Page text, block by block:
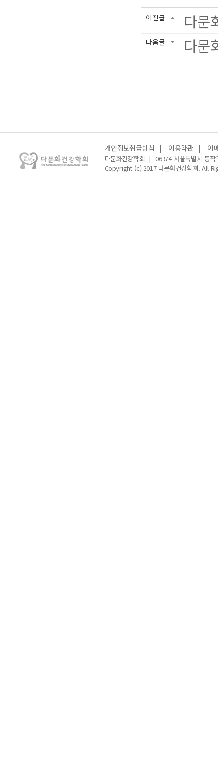
이전글 다문
다음글 다문
개인정보취급방침 | 이용약관 | 이
다문화건강학회 | 06974 서울특별시 동
Copyright (c) 2017 다문화건강학회. All